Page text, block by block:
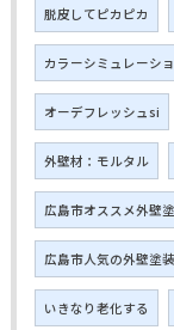
脱皮してピカピカ
カラーシミュレーシ
オーデフレッシュsi
外壁材：モルタル
広島市オススメ外壁
広島市人気の外壁塗装
いきなり老化する